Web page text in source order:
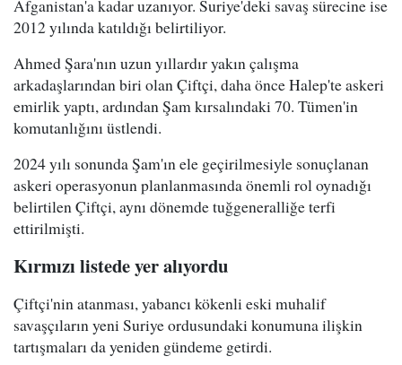
Afganistan'a kadar uzanıyor. Suriye'deki savaş sürecine ise
2012 yılında katıldığı belirtiliyor.
Ahmed Şara'nın uzun yıllardır yakın çalışma
arkadaşlarından biri olan Çiftçi, daha önce Halep'te askeri
emirlik yaptı, ardından Şam kırsalındaki 70. Tümen'in
komutanlığını üstlendi.
2024 yılı sonunda Şam'ın ele geçirilmesiyle sonuçlanan
askeri operasyonun planlanmasında önemli rol oynadığı
belirtilen Çiftçi, aynı dönemde tuğgeneralliğe terfi
ettirilmişti.
Kırmızı listede yer alıyordu
Çiftçi'nin atanması, yabancı kökenli eski muhalif
savaşçıların yeni Suriye ordusundaki konumuna ilişkin
tartışmaları da yeniden gündeme getirdi.